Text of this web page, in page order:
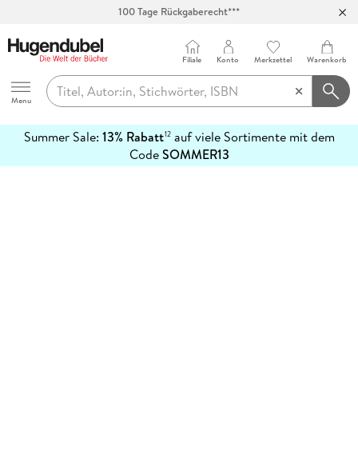
100 Tage Rückgaberecht***
Hugendubel
Menu
Filiale Konto Merkzettel Warenkorb
Summer Sale: 13% Rabatt12auf viele Sortimente mit dem
CodeSOMMER13
erfahren